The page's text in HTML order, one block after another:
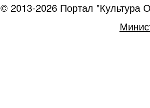
© 2013-2026 Портал "Культура